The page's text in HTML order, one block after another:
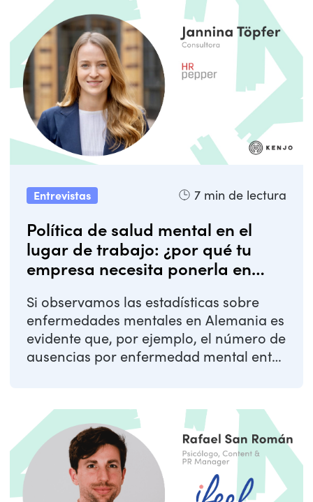
Entrevistas 7 min de lectura
Política de salud mental en el
lugar de trabajo: ¿por qué tu
empresa necesita ponerla en
Si observamos las estadísticas sobre
enfermedades mentales en Alemania es
evidente que, por ejemplo, el número de
ausencias por enfermedad mental entre